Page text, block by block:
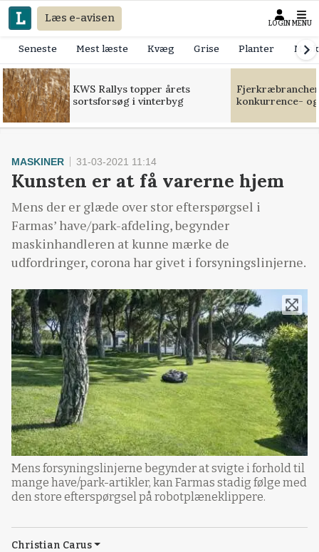
Læs e-avisen LOGIN MENU
Seneste Mest læste Kvæg Grise Planter
KWS Rallys topper årets
sortsforsøg i vinterbyg
konkurrence-
MASKINER 31-03-2021 11:14
Kunsten er at få varerne hjem
Mens der er glæde over stor efterspørgsel i
Farmas’ have/park-afdeling, begynder
maskinhandleren at kunne mærke de
udfordringer, corona har givet i forsyningslinjerne.
Mens forsyningslinjerne begynder at svigte i forhold til
mange have/park-artikler, kan Farmas stadig følge med
den store efterspørgsel på robotplæneklippere.
Christian Carus